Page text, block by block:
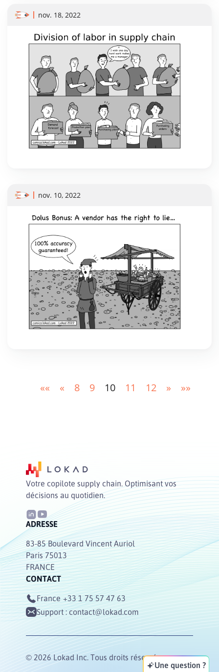
nov. 18, 2022
nov. 10, 2022
«« « 8 9 10 11 12 » »»
Votre copilote supply chain. Optimisant vos
décisions au quotidien.
ADRESSE
83-85 Boulevard Vincent Auriol
Paris 75013
FRANCE
CONTACT
France +33 1 75 57 47 63
Support :contact@lokad.com
© 2026 Lokad Inc. Tous droits réservés.
Une question ?